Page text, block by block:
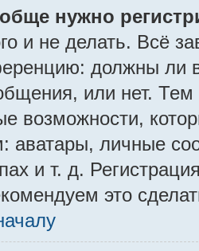
нужно
и не делать. Всё
должны ли
или нет.
возможности,
аватары, личные
и т. д.
это